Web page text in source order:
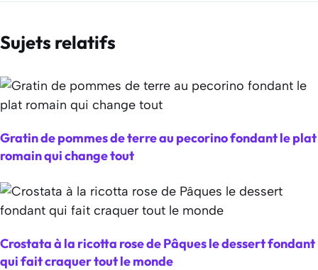
Sujets relatifs
Gratin de pommes de terre au pecorino fondant le plat
romain qui change tout
Crostata à la ricotta rose de Pâques le dessert fondant
qui fait craquer tout le monde